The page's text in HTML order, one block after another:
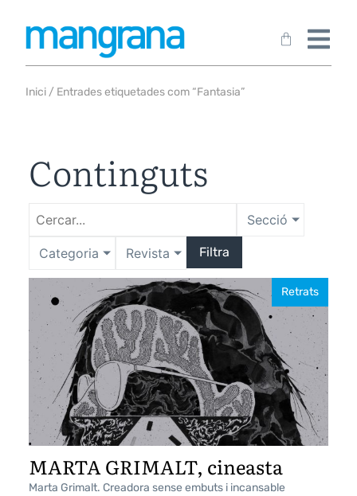
Inici / Entrades etiquetades com “Fantasia”
Continguts
Secció
Categoria Revista Filtra
Retrats
MARTA GRIMALT, cineasta
Marta Grimalt. Creadora sense embuts i incansable